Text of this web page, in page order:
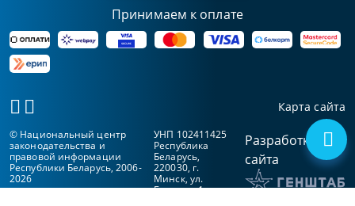
Принимаем к оплате
Карта сайта
© Национальный центр
законодательства и
правовой информации
Республики Беларусь, 2006-
2026
УНП 102411425
Республика
Беларусь,
220030, г.
Минск, ул.
Берсона, 1а
Разработка
сайта